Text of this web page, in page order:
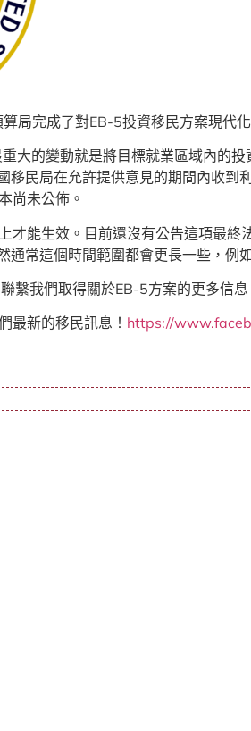
局完成了對EB-5投資移民方案現代
大的變動就是將目標就業區域內的
民局在允許提供意見的期間內收到
尚未公佈。
才能生效。目前還沒有公告這項最
通常這個時間範圍都會更長一些，例
繫我們取得關於EB-5方案的更多信息
最新的移民訊息！ https://